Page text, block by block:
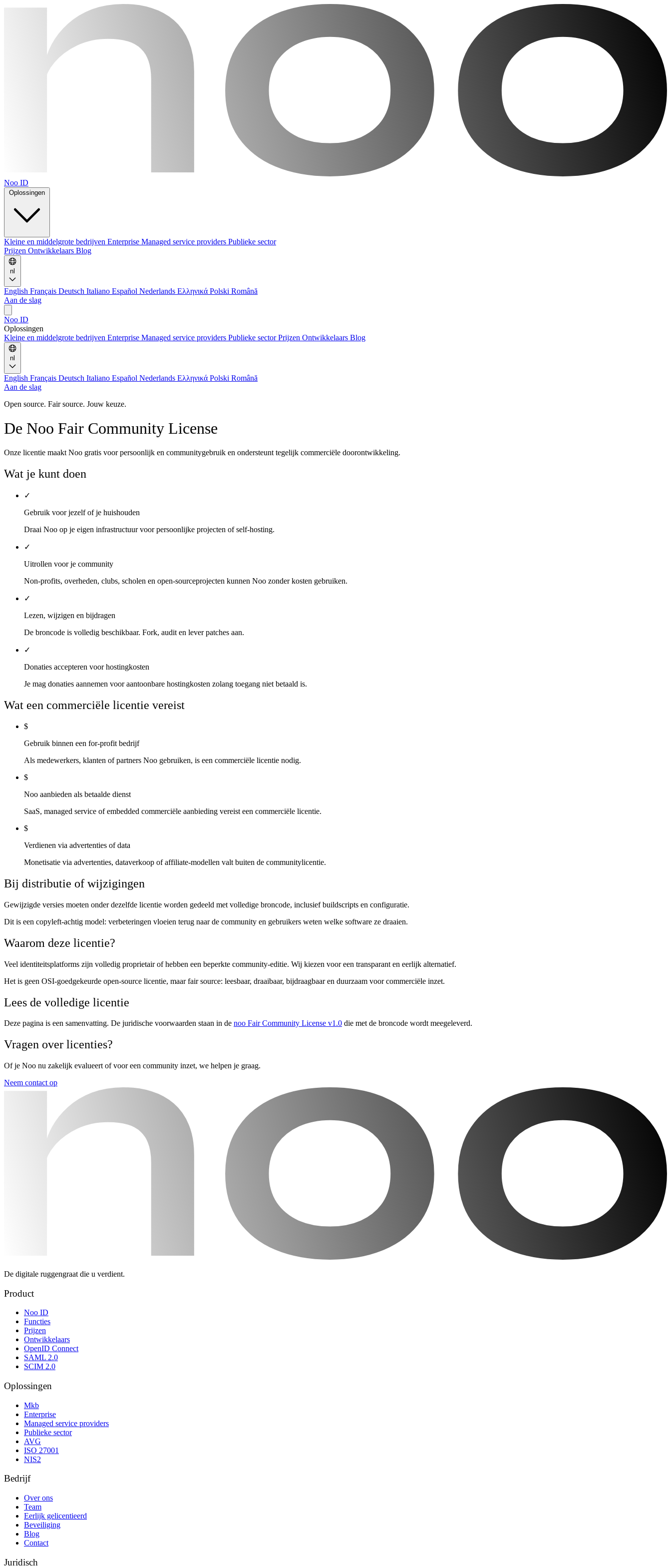
Noo ID
Kleine en middelgrote bedrijven Enterprise Managed service providers Publieke sector
Prijzen Ontwikkelaars Blog
nl
English Français Deutsch Italiano Español Nederlands Ελληνικά Polski Română
Aan de slag
Noo ID
Oplossingen
Kleine en middelgrote bedrijven Enterprise Managed service providers Publieke sectorPrijzen Ontwikkelaars Blog
nl
English Français Deutsch Italiano Español Nederlands Ελληνικά Polski Română
Aan de slag
Open source. Fair source. Jouw keuze.
De Noo Fair Community License
Onze licentie maakt Noo gratis voor persoonlijk en communitygebruik en ondersteunt tegelijk commerciële doorontwikkeling.
Wat je kunt doen
✓
Gebruik voor jezelf of je huishouden
Draai Noo op je eigen infrastructuur voor persoonlijke projecten of self-hosting.
✓
Uitrollen voor je community
Non-profits, overheden, clubs, scholen en open-sourceprojecten kunnen Noo zonder kosten gebruiken.
✓
Lezen, wijzigen en bijdragen
De broncode is volledig beschikbaar. Fork, audit en lever patches aan.
✓
Donaties accepteren voor hostingkosten
Je mag donaties aannemen voor aantoonbare hostingkosten zolang toegang niet betaald is.
Wat een commerciële licentie vereist
$
Gebruik binnen een for-profit bedrijf
Als medewerkers, klanten of partners Noo gebruiken, is een commerciële licentie nodig.
$
Noo aanbieden als betaalde dienst
SaaS, managed service of embedded commerciële aanbieding vereist een commerciële licentie.
$
Verdienen via advertenties of data
Monetisatie via advertenties, dataverkoop of affiliate-modellen valt buiten de communitylicentie.
Bij distributie of wijzigingen
Gewijzigde versies moeten onder dezelfde licentie worden gedeeld met volledige broncode, inclusief buildscripts en configuratie.
Dit is een copyleft-achtig model: verbeteringen vloeien terug naar de community en gebruikers weten welke software ze draaien.
Waarom deze licentie?
Veel identiteitsplatforms zijn volledig proprietair of hebben een beperkte community-editie. Wij kiezen voor een transparant en eerlijk alternatief.
Het is geen OSI-goedgekeurde open-source licentie, maar fair source: leesbaar, draaibaar, bijdraagbaar en duurzaam voor commerciële inzet.
Lees de volledige licentie
Deze pagina is een samenvatting. De juridische voorwaarden staan in de noo Fair Community License v1.0 die met de broncode wordt meegeleverd.
Vragen over licenties?
Of je Noo nu zakelijk evalueert of voor een community inzet, we helpen je graag.
Neem contact op
De digitale ruggengraat die u verdient.
Product
Noo ID
Functies
Prijzen
Ontwikkelaars
OpenID Connect
SAML 2.0
SCIM 2.0
Oplossingen
Mkb
Enterprise
Managed service providers
Publieke sector
AVG
ISO 27001
NIS2
Bedrijf
Over ons
Team
Eerlijk gelicentieerd
Beveiliging
Blog
Contact
Juridisch